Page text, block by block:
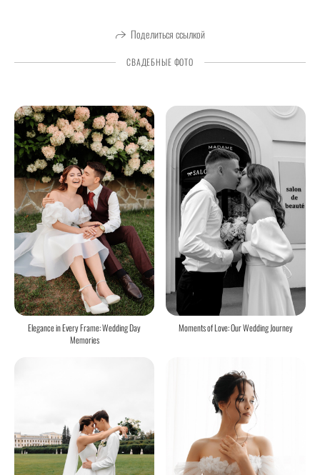
Поделиться ссылкой
СВАДЕБНЫЕ ФОТО
Elegance in Every Frame: Wedding Day
Memories
Moments of Love: Our Wedding Journey